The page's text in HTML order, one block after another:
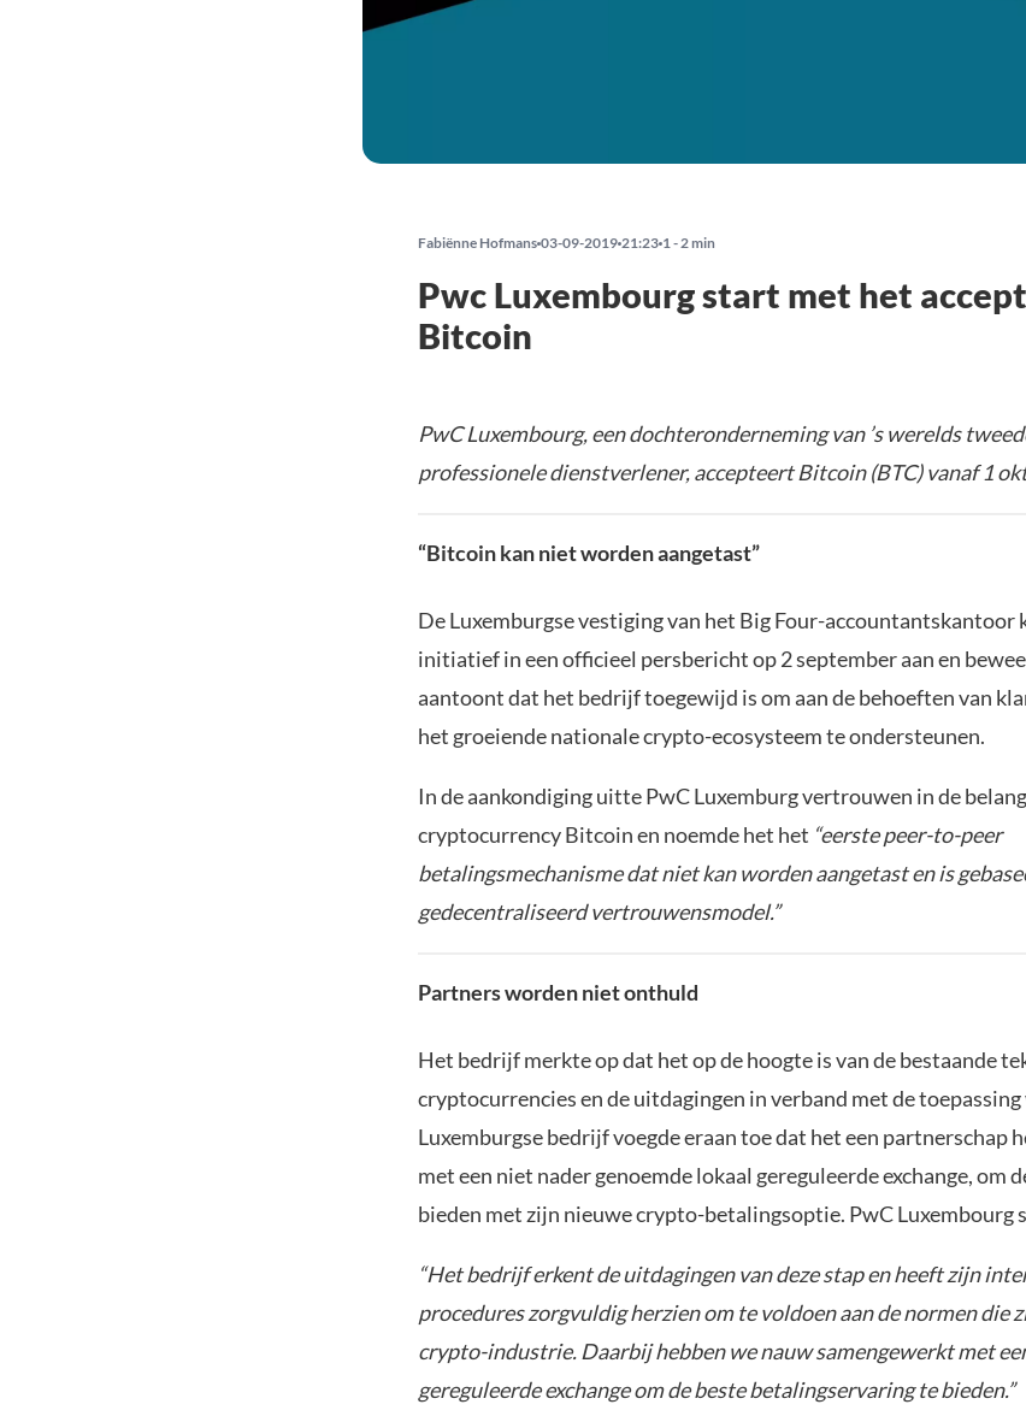
Fabiënne Hofmans 03-09-2019 21:23 1 - 2 min
Pwc Luxembourg start met het
Bitcoin
PwC Luxembourg, een dochteronderneming van ’s werelds
professionele dienstverlener, accepteert Bitcoin (BTC) vanaf 1
“Bitcoin kan niet worden aangetast”
De Luxemburgse vestiging van het Big Four-accountantskantoor
initiatief in een officieel persbericht op 2 september aan en
aantoont dat het bedrijf toegewijd is om aan de behoeften van
het groeiende nationale crypto-ecosysteem te ondersteunen.
In de aankondiging uitte PwC Luxemburg vertrouwen in de
cryptocurrency Bitcoin en noemde het het “eerste peer-to-peer
betalingsmechanisme dat niet kan worden aangetast en is
gedecentraliseerd vertrouwensmodel.”
Partners worden niet onthuld
Het bedrijf merkte op dat het op de hoogte is van de bestaande
cryptocurrencies en de uitdagingen in verband met de
Luxemburgse bedrijf voegde eraan toe dat het een partnerschap
met een niet nader genoemde lokaal gereguleerde exchange, om
bieden met zijn nieuwe crypto-betalingsoptie. PwC Luxembourg
“Het bedrijf erkent de uitdagingen van deze stap en heeft zijn
procedures zorgvuldig herzien om te voldoen aan de normen die
crypto-industrie. Daarbij hebben we nauw samengewerkt met
gereguleerde exchange om de beste betalingservaring te bieden.”